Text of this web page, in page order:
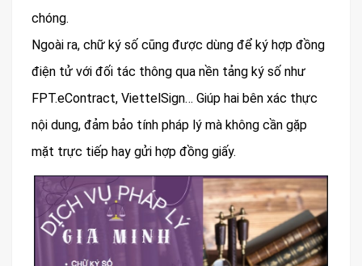
chóng.
Ngoài ra, chữ ký số cũng được dùng để ký hợp đồng
điện tử với đối tác thông qua nền tảng ký số như
FPT.eContract, ViettelSign… Giúp hai bên xác thực
nội dung, đảm bảo tính pháp lý mà không cần gặp
mặt trực tiếp hay gửi hợp đồng giấy.